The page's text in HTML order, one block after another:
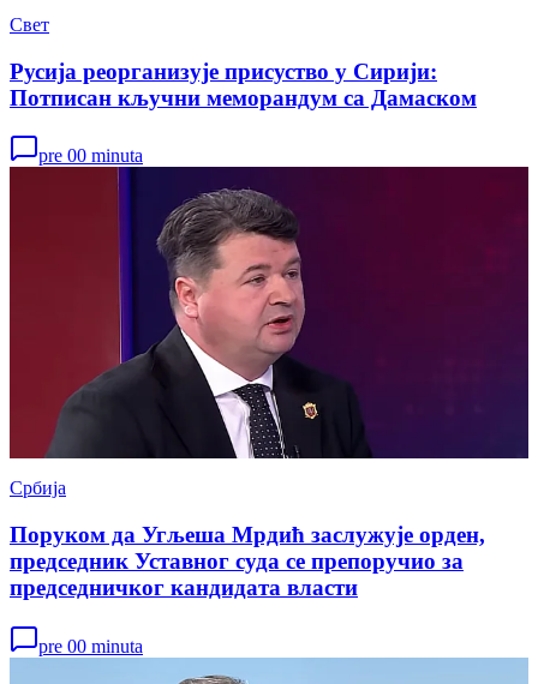
Свет
Русија реорганизује присуство у Сирији:
Потписан кључни меморандум са Дамаском
pre 00 minuta
Србија
Поруком да Угљеша Мрдић заслужује орден,
председник Уставног суда се препоручио за
председничког кандидата власти
pre 00 minuta